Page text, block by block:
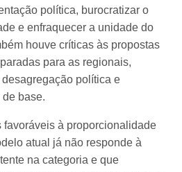
política, burocratizar o
e enfraquecer a unidade do
houve críticas às propostas
para as regionais,
política e
base.
favoráveis à proporcionalidade
atual já não responde à
na categoria e que